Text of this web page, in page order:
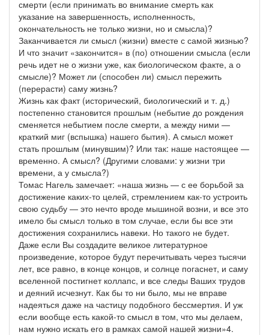
смерти (если принимать во внимание смерть как
указание на завершенность, исполненность,
окончательность не только жизни, но и смысла)?
Заканчивается ли смысл (жизни) вместе с самой жизнью?
И что значит «закончится» в (по) отношении смысла (если
речь идет не о жизни уже, как биологическом факте, а о
смысле)? Может ли (способен ли) смысл пережить
(перерасти) саму жизнь?
Жизнь как факт (исторический, биологический и т. д.)
постепенно становится прошлым (небытие до рождения
сменяется небытием после смерти, а между ними —
краткий миг (вспышка) нашего бытия). А смысл может
стать прошлым (минувшим)? Или так: наше настоящее —
временно. А смысл? (Другими словами: у жизни три
времени, а у смысла?)
Томас Нагель замечает: «наша жизнь — с ее борьбой за
достижение каких-то целей, стремлением как-то устроить
свою судьбу — это нечто вроде мышиной возни, и все это
имело бы смысл только в том случае, если бы все эти
достижения сохранились навеки. Но такого не будет.
Даже если Вы создадите великое литературное
произведение, которое будут перечитывать через тысячи
лет, все равно, в конце концов, и солнце погаснет, и саму
вселенной постигнет коллапс, и все следы Ваших трудов
и деяний исчезнут. Как бы то ни было, мы не вправе
надеяться даже на частицу подобного бессмертия. И уж
если вообще есть какой-то смысл в том, что мы делаем,
нам нужно искать его в рамках самой нашей жизни»4.